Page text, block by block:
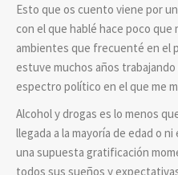
Esto que os cuento viene por
con el que hablé hace poco
ambientes que frecuenté en el
estuve muchos años
espectro político en el que me
Alcohol y drogas es lo menos
llegada a la mayoría de edad o
una supuesta gratificación
todos sus sueños y